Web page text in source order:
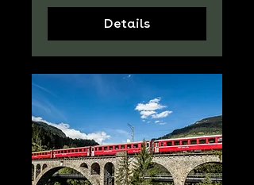
Details